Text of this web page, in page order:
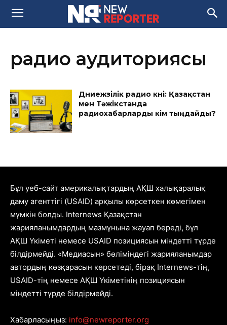
радио аудиториясы
Дүниежүзілік радио күні: Қазақстан
мен Тәжікстанда
радиохабарларды кім тыңдайды?
Бұл уеб-сайт америкалықтардың АҚШ халықаралық
даму агенттігі (USAID) арқылы көрсеткен көмегімен
мүмкін болды. Internews Қазақстан
жарияланымдардың мазмұнына жауап береді, бұл
АҚШ Үкіметі немесе USAID позициясын міндетті түрде
білдірмейді. «Медиасын» бөліміндегі жарияланымдар
автордың көзқарасын көрсетеді, бірақ Internews-тің,
USAID-тің немесе АҚШ Үкіметінің позициясын
міндетті түрде білдірмейді.
Хабарласыңыз: info@newreporter.org